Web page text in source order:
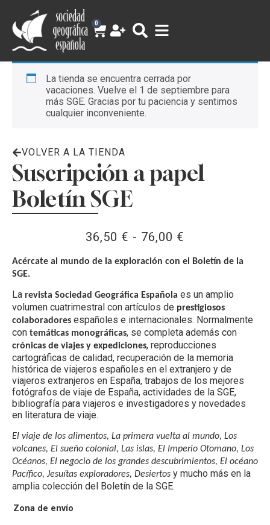
0
La tienda se encuentra cerrada por
vacaciones. Vuelve el 1 de septiembre para
más SGE. Gracias por tu paciencia y sentimos
cualquier inconveniente.
VOLVER A LA TIENDA
Suscripción a papel
Boletín SGE
36,50 € - 76,00 €
Acércate al mundo de la exploración con el Boletín de la
SGE.
La revista Sociedad Geográfica Española es un amplio
volumen cuatrimestral con artículos de prestigiosos
colaboradores españoles e internacionales. Normalmente
con temáticas monográficas, se completa además con
crónicas de viajes y expediciones, reproducciones
cartográficas de calidad, recuperación de la memoria
histórica de viajeros españoles en el extranjero y de
viajeros extranjeros en España, trabajos de los mejores
fotógrafos de viaje de España, actividades de la SGE,
bibliografía para viajeros e investigadores y novedades
en literatura de viaje.
El viaje de los alimentos, La primera vuelta al mundo, Los
volcanes, El sueño colonial, Las islas, El Imperio Otomano, Los
Océanos, El negocio de los grandes descubrimientos, El océano
Pacífico, Jesuítas exploradores, Desiertos y mucho más en la
amplia colección del Boletín de la SGE.
Zona de envío